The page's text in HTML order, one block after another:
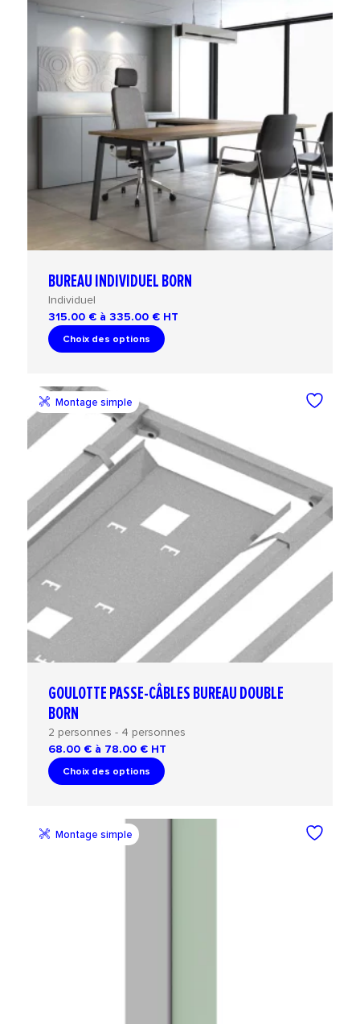
BUREAU INDIVIDUEL BORN
Individuel
315.00 € à 335.00 € HT
Choix des options
GOULOTTE PASSE-CÂBLES BUREAU DOUBLE
BORN
2 personnes - 4 personnes
68.00 € à 78.00 € HT
Choix des options
Montage simple
Montage simple